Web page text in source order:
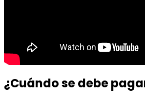
¿Cuándo se debe